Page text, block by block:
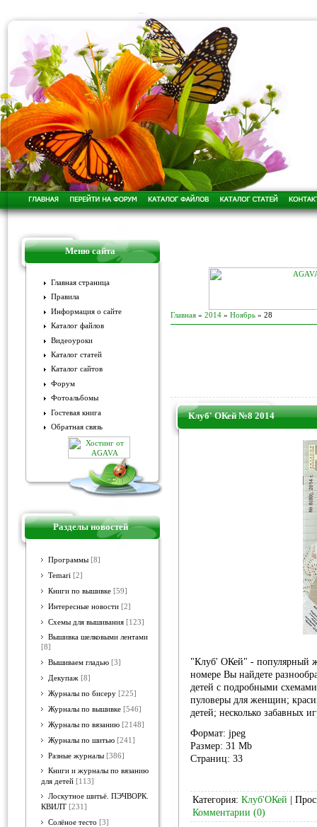
Меню сайта
Главная страница
Правила
Информация о сайте
Каталог файлов
Видеоуроки
Каталог статей
Каталог сайтов
Форум
Фотоальбомы
Гостевая книга
Обратная связь
Разделы новостей
Программы [8]
Temari [2]
Книги по вышивке [59]
Интересные новости [2]
Схемы для вышивания [123]
Вышивка шелковыми лентами
[8]
Вышиваем гладью [3]
Декупаж [8]
Журналы по бисеру [225]
Журналы по вышивке [546]
Журналы по вязанию [2148]
Журналы по шитью [241]
Разные журналы [386]
Книги и журналы по вязанию
для детей [113]
Лоскутное шитьё. ПЭЧВОРК.
КВИЛТ [231]
Солёное тесто [3]
Главная » 2014 » Ноябрь » 28
Клуб' ОКей №8 2014
"Клуб' ОКей" - популярный
номере Вы найдете
детей с подробными
пуловеры для женщин;
детей; несколько забавных
Формат: jpeg
Размер: 31 Mb
Страниц: 33
Категория: Клуб'ОКей |
Комментарии (0)